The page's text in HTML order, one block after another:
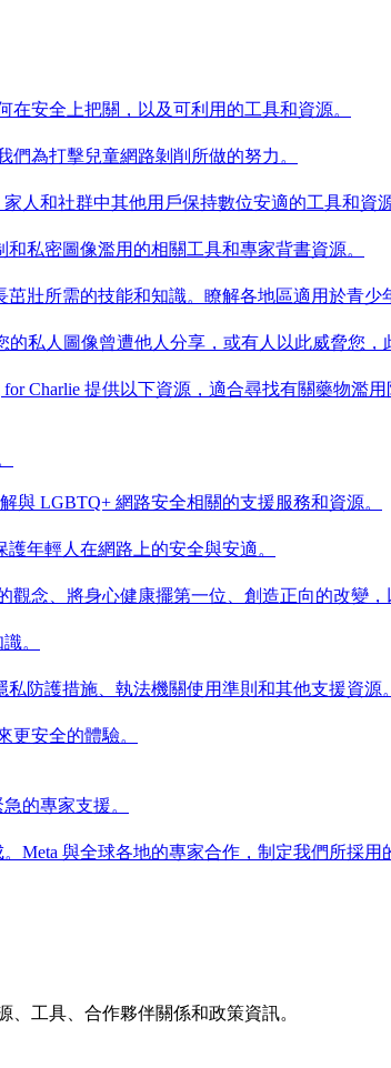
安全上把關，以及可利用的工具和資源。
為打擊兒童網路剝削所做的努力。
人和社群中其他用戶保持數位安適的工具和資源
私密圖像濫用的相關工具和專家背書資源。
壯所需的技能和知識。瞭解各地區適用於青少
私人圖像曾遭他人分享，或有人以此威脅您，
Charlie 提供以下資源，適合尋找有關藥物濫
與 LGBTQ+ 網路安全相關的支援服務和資源。
年輕人在網路上的安全與安適。
念、將身心健康擺第一位、創造正向的改變
。
防護措施、執法機關使用準則和其他支援資源。
更安全的體驗。
的專家支援。
Meta 與全球各地的專家合作，制定我們所採用
工具、合作夥伴關係和政策資訊。